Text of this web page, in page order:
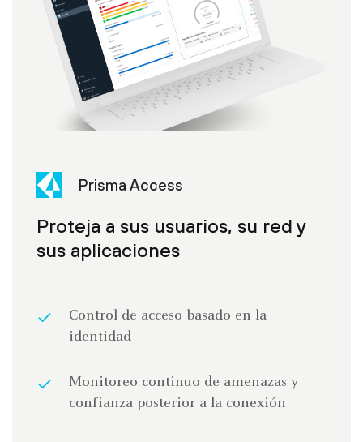
Prisma Access
Proteja a sus usuarios, su red y
sus aplicaciones
Control de acceso basado en la
identidad
Monitoreo continuo de amenazas y
confianza posterior a la conexión